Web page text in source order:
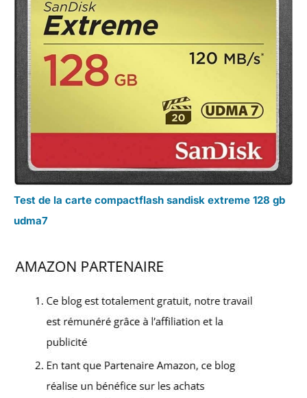
Test de la carte compactflash sandisk extreme 128 gb
udma7